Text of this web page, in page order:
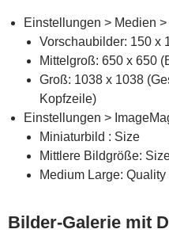
Einstellungen > Medien
Vorschaubilder: 150 x
Mittelgroß: 650 x 650
Groß: 1038 x 1038
Kopfzeile)
Einstellungen >
Miniaturbild : Size
Mittlere Bildgröße:
Medium Large: Quality
Bilder-Galerie mit